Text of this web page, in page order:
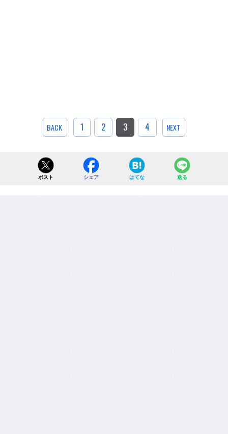
BACK 1 2 3 4 NEXT
ポスト シェア はてな 送る